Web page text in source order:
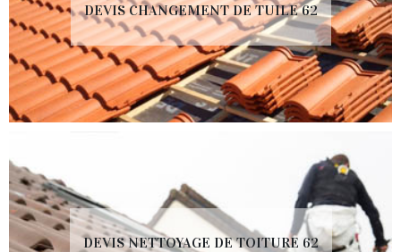
DEVIS CHANGEMENT DE TUILE 62
DEVIS NETTOYAGE DE TOITURE 62